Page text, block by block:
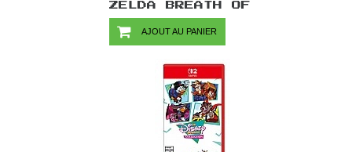
ZELDA BREATH OF
NINTENDO SWITCH
EDITION/SWITCH2
AJOUT AU PANIER